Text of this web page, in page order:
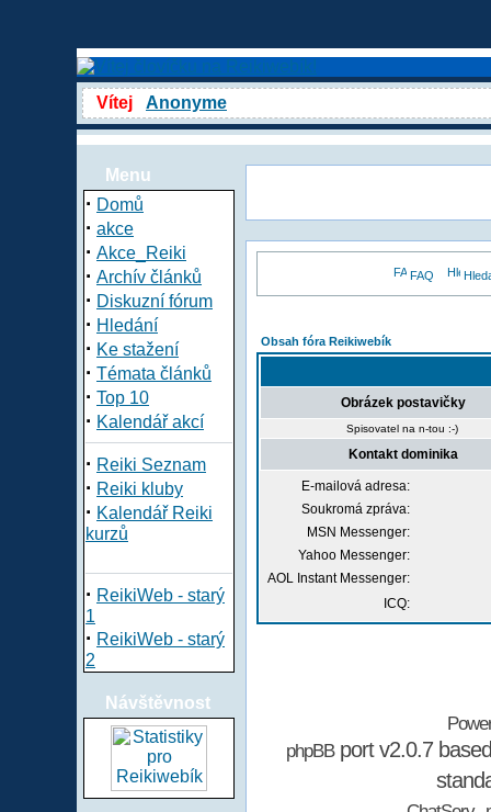
Vítej Anonyme
Menu
· Domů
· akce
· Akce_Reiki
· Archív článků
· Diskuzní fórum
· Hledání
· Ke stažení
· Témata článků
· Top 10
· Kalendář akcí
· Reiki Seznam
· Reiki kluby
· Kalendář Reiki
kurzů
· ReikiWeb - starý
1
· ReikiWeb - starý
2
Návštěvnost
FAQ
Obsah fóra Reikiwebík
Obrázek postavičky
Spisovatel na n-tou :-)
Kontakt dominika
E-mailová adresa:
Soukromá zpráva:
MSN Messenger:
Yahoo Messenger:
AOL Instant Messenger:
ICQ:
phpBBport v2.0.7